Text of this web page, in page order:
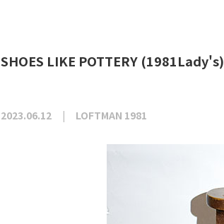
SHOES LIKE POTTERY (1981Lady's)
2023.06.12 LOFTMAN 1981